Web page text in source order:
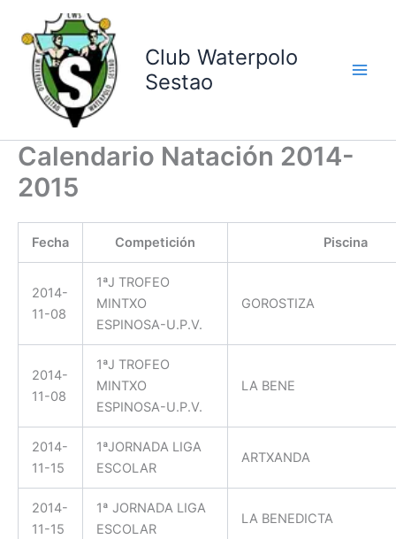
contenido
Club Waterpolo
Sestao
Calendario Natación 2014-
2015
Fecha Competición Piscina
2014-
11-08
1ªJ TROFEO
MINTXO
ESPINOSA-U.P.V.
GOROSTIZA
2014-
11-08
1ªJ TROFEO
MINTXO
ESPINOSA-U.P.V.
LA BENE
2014-
11-15
1ªJORNADA LIGA
ESCOLAR
ARTXANDA
2014-
11-15
1ª JORNADA LIGA
ESCOLAR
LA BENEDICTA